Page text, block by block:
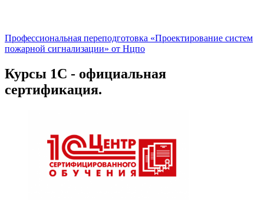
Профессиональная переподготовка «Проектирование систем
пожарной сигнализации» от Нцпо
Курсы 1С - официальная
сертификация.